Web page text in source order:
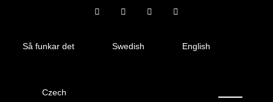
Så funkar det Swedish English
Czech